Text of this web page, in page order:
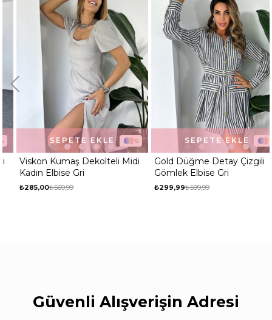
5
Viskon Kumaş Dekolteli Midi
Kadın Elbise Gri
₺285,00₺569,99
SEPETE EKLE 2
Gold Düğme Detay Çizgili
Gömlek Elbise Gri
₺299,99₺599,99
SEPETE EKLE
Güvenli Alışverişin Adresi